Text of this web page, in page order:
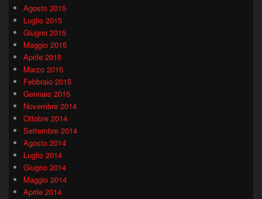
Agosto 2015
Luglio 2015
Giugno 2015
Maggio 2015
Aprile 2015
Marzo 2015
Febbraio 2015
Gennaio 2015
Novembre 2014
Ottobre 2014
Settembre 2014
Agosto 2014
Luglio 2014
Giugno 2014
Maggio 2014
Aprile 2014